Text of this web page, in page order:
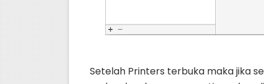
Setelah Printers terbuka maka jika